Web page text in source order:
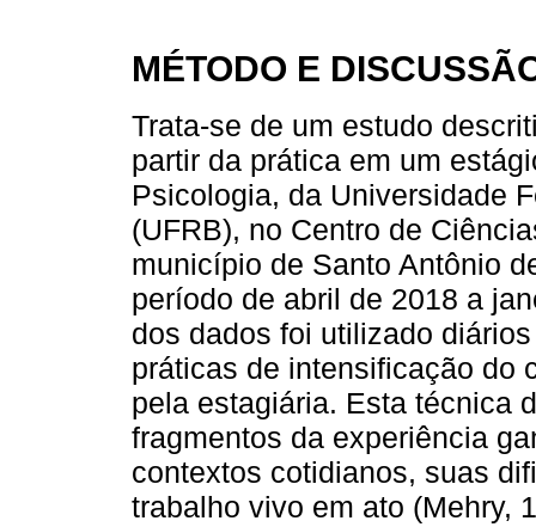
MÉTODO E
Trata-se de um estudo
partir da prática em um
Psicologia, da Universidade
(UFRB), no Centro de
município de Santo Antônio
período de abril de 2018 a
dos dados foi utilizado
práticas de intensificação do
pela estagiária. Esta técnica
fragmentos da experiência
contextos cotidianos, suas
trabalho vivo em ato (Mehry,